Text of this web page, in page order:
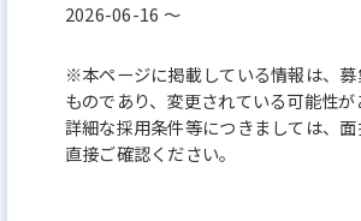
2026-06-16 〜
※本ページに掲載している情報は、募
ものであり、変更されている可能性が
詳細な採用条件等につきましては、
直接ご確認ください。